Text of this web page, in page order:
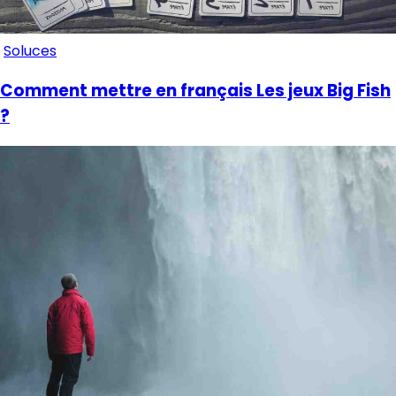
Soluces
Comment mettre en français Les jeux Big Fish
?